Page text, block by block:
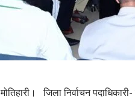
मोतिहारी। जिला निर्वाचन